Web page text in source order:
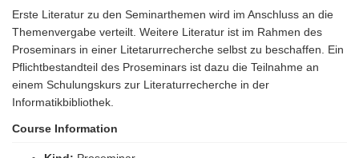
Erste Literatur zu den Seminarthemen wird im Anschluss an die
Themenvergabe verteilt. Weitere Literatur ist im Rahmen des
Proseminars in einer Litetarurrecherche selbst zu beschaffen. Ein
Pflichtbestandteil des Proseminars ist dazu die Teilnahme an
einem Schulungskurs zur Literaturrecherche in der
Informatikbibliothek.
Course Information